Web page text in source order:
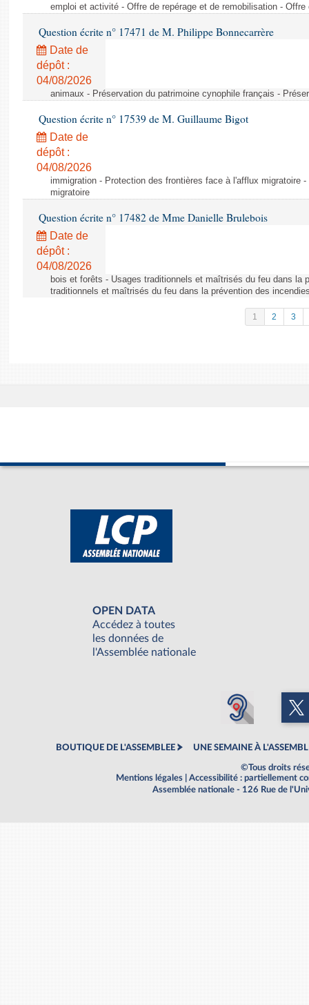
emploi et activité - Offre de repérage et de remobilisation -
Question écrite n° 17471 de M. Philippe Bonnecarrère
Date de
dépôt :
04/08/2026
animaux - Préservation du patrimoine cynophile français -
Question écrite n° 17539 de M. Guillaume Bigot
Date de
dépôt :
04/08/2026
immigration - Protection des frontières face à l'afflux migratoire
migratoire
Question écrite n° 17482 de Mme Danielle Brulebois
Date de
dépôt :
04/08/2026
bois et forêts - Usages traditionnels et maîtrisés du feu dans la
traditionnels et maîtrisés du feu dans la prévention des
1 2 3
OPEN DATA
Accédez à toutes
les données de
l'Assemblée nationale
BOUTIQUE DE L'ASSEMBLEE UNE SEMAINE À
©Tous droits
Mentions légales
Accessibilité : partiellement
Assemblée nationale - 126 Rue de